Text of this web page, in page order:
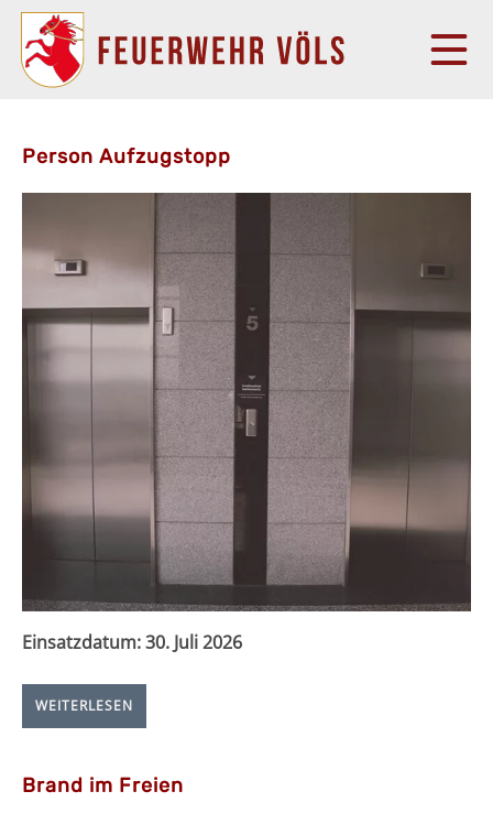
Person Aufzugstopp
Einsatzdatum:30. Juli 2026
WEITERLESEN
Brand im Freien